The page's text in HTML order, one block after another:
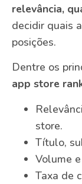
relevância,
decidir quais
posições.
Dentre os
app store
store.
Título,
Volume
Taxa de